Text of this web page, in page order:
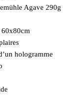
Agave 290g
hologramme